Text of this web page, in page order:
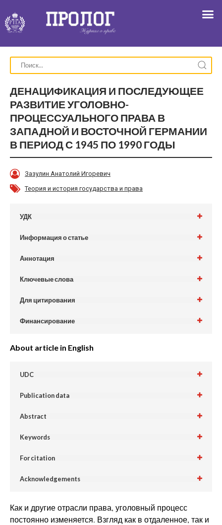
ДЕНАЦИФИКАЦИЯ И ПОСЛЕДУЮЩЕЕ
РАЗВИТИЕ УГОЛОВНО-
ПРОЦЕССУАЛЬНОГО ПРАВА В
ЗАПАДНОЙ И ВОСТОЧНОЙ ГЕРМАНИИ
В ПЕРИОД С 1945 ПО 1990 ГОДЫ
Зазулин Анатолий Игоревич
Теория и история государства и права
УДК
Информация о статье
Аннотация
Ключевые слова
Для цитирования
Финансирование
About article in English
UDC
Publication data
Abstract
Keywords
For citation
Acknowledgements
Как и другие отрасли права, уголовный процесс
постоянно изменяется. Взгляд как в отдаленное, так и